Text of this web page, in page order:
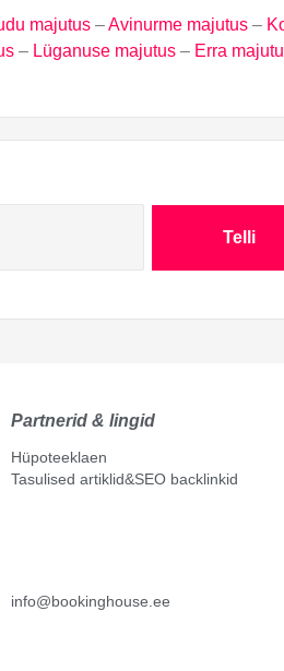
majutus –Avinurme majutus –
– Lüganuse majutus – Erra
Telli
Partnerid & lingid
Hüpoteeklaen
Tasulised artiklid&SEO backlinkid
info@bookinghouse.ee